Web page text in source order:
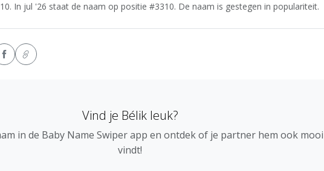
In jul '26 staat de naam op positie #3310. De naam is gestegen in populariteit.
Vind je Bélik leuk?
in de Baby Name Swiper app en ontdek of je partner hem ook mooi
vindt!